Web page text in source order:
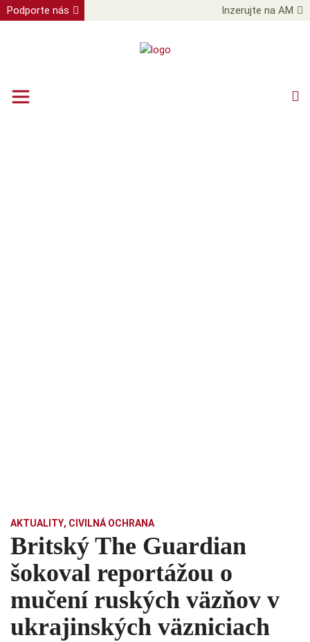
Podporte nás Inzerujte na AM
AKTUALITY, CIVILNÁ OCHRANA
Britský The Guardian
šokoval reportážou o
mučení ruských väzňov v
ukrajinských väzniciach